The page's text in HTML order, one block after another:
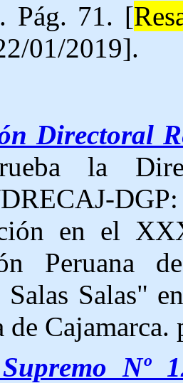
Pág. 71. [
01/2019].
Directoral
la
DRECAJ-
en el
Peruana
Salas"
de
Nº